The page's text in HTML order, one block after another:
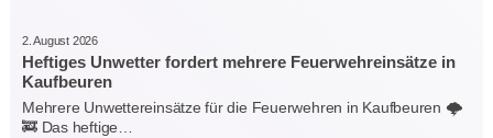
2. August 2026
Heftiges Unwetter fordert mehrere Feuerwehreinsätze in
Kaufbeuren
Mehrere Unwettereinsätze für die Feuerwehren in Kaufbeuren 🌩️
🚒 Das heftige…